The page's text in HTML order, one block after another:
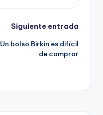
Siguiente entrada
Un bolso Birkin es difícil
de comprar